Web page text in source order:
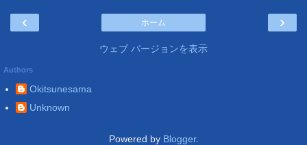
‹ ›
ホーム
ウェブ バージョンを表示
Authors
Okitsunesama
Unknown
Powered by Blogger.